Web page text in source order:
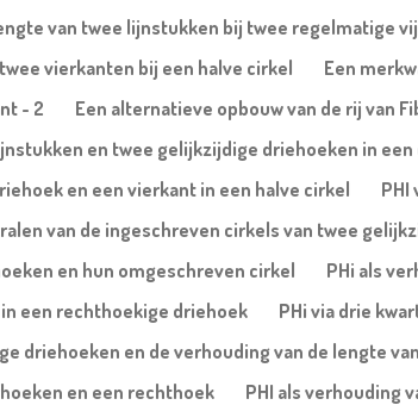
van twee lijnstukken bij twee regelmatige
vierkanten bij een halve cirkel
Een
- 2
Een alternatieve opbouw van de rij van
en twee gelijkzijdige driehoeken in een
en een vierkant in een halve cirkel
PHI
van de ingeschreven cirkels van twee
en hun omgeschreven cirkel
PHi als
een rechthoekige driehoek
PHi via drie
driehoeken en de verhouding van de lengte
en een rechthoek
PHI als verhouding